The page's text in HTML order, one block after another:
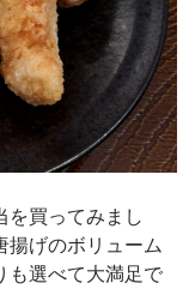
を買ってみまし
揚げのボリューム
も選べて大満足で